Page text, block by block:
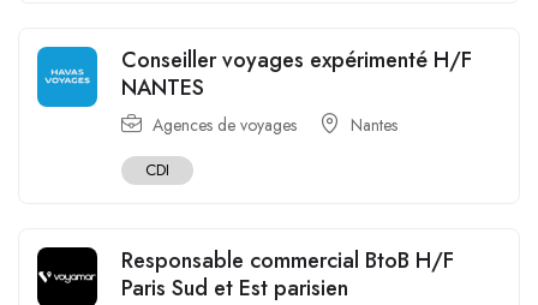
Conseiller voyages expérimenté H/F
NANTES
Agences de voyages Nantes
CDI
Responsable commercial BtoB H/F
Paris Sud et Est parisien